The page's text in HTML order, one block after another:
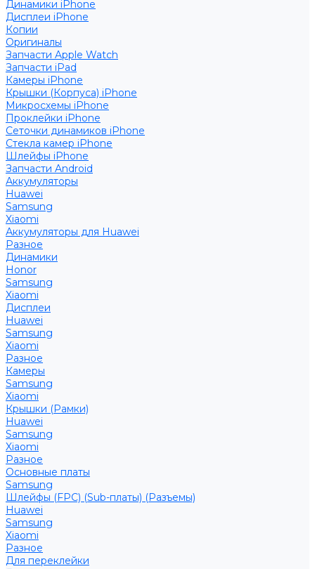
Динамики iPhone
Дисплеи iPhone
Копии
Оригиналы
Запчасти Apple Watch
Запчасти iPad
Камеры iPhone
Крышки (Корпуса) iPhone
Микросхемы iPhone
Проклейки iPhone
Сеточки динамиков iPhone
Стекла камер iPhone
Шлейфы iPhone
Запчасти Android
Аккумуляторы
Huawei
Samsung
Xiaomi
Аккумуляторы для Huawei
Разное
Динамики
Honor
Samsung
Xiaomi
Дисплеи
Huawei
Samsung
Xiaomi
Разное
Камеры
Samsung
Xiaomi
Крышки (Рамки)
Huawei
Samsung
Xiaomi
Разное
Основные платы
Samsung
Шлейфы (FPC) (Sub-платы) (Разъемы)
Huawei
Samsung
Xiaomi
Разное
Для переклейки